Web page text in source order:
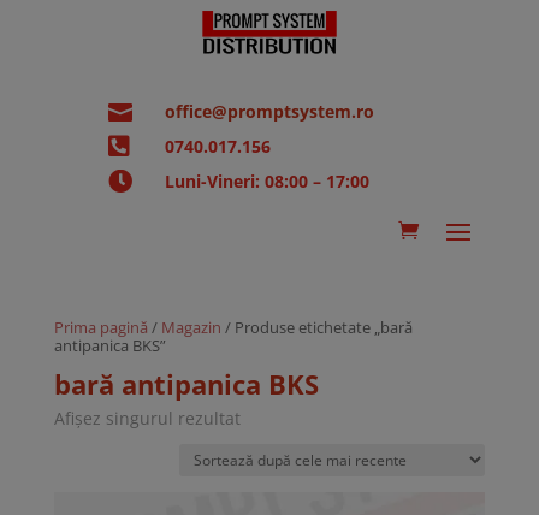
 office@promptsystem.ro
 0740.017.156
 Luni-Vineri: 08:00 – 17:00
Prima pagină / Magazin / Produse etichetate „bară
antipanica BKS”
bară antipanica BKS
Afișez singurul rezultat